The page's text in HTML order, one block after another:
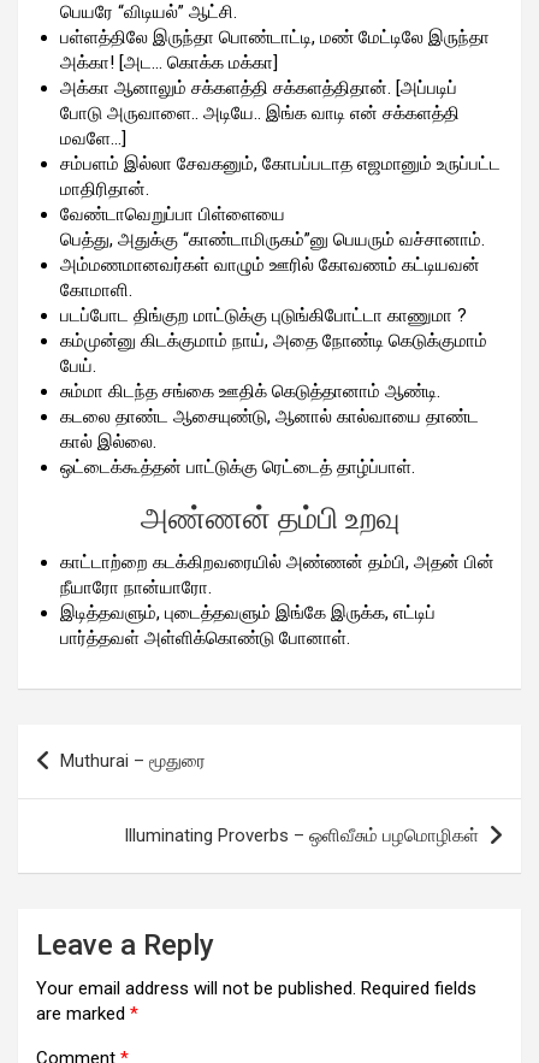
பெயரே “விடியல்” ஆட்சி.
பள்ளத்திலே இருந்தா பொண்டாட்டி, மண் மேட்டிலே இருந்தா
அக்கா! [அட… கொக்க மக்கா]
அக்கா ஆனாலும் சக்களத்தி சக்களத்திதான். [அப்படிப்
போடு அருவாளை.. அடியே.. இங்க வாடி என் சக்களத்தி
மவளே…]
சம்பளம் இல்லா சேவகனும், கோபப்படாத எஜமானும் உருப்பட்ட
மாதிரிதான்.
வேண்டாவெறுப்பா பிள்ளையை
பெத்து, அதுக்கு “காண்டாமிருகம்”னு பெயரும் வச்சானாம்.
அம்மணமானவர்கள் வாழும் ஊரில் கோவணம் கட்டியவன்
கோமாளி.
படப்போட திங்குற மாட்டுக்கு புடுங்கிபோட்டா காணுமா ?
கம்முன்னு கிடக்குமாம் நாய், அதை நோண்டி கெடுக்குமாம்
பேய்.
சும்மா கிடந்த சங்கை ஊதிக் கெடுத்தானாம் ஆண்டி.
கடலை தாண்ட ஆசையுண்டு, ஆனால் கால்வாயை தாண்ட
கால் இல்லை.
ஒட்டைக்கூத்தன் பாட்டுக்கு ரெட்டைத் தாழ்ப்பாள்.
அண்ணன் தம்பி உறவு
காட்டாற்றை கடக்கிறவரையில் அண்ணன் தம்பி, அதன் பின்
நீயாரோ நான்யாரோ.
இடித்தவளும், புடைத்தவளும் இங்கே இருக்க, எட்டிப்
பார்த்தவள் அள்ளிக்கொண்டு போனாள்.
Post
navigation
Muthurai – மூதுரை
Illuminating Proverbs – ஒளிவீசும் பழமொழிகள்
Leave a Reply
Your email address will not be published. Required fields
are marked *
Comment *